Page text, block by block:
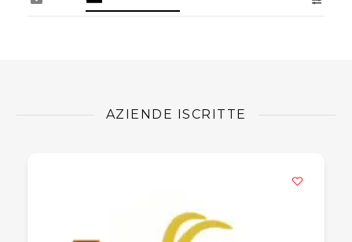
AZIENDE ISCRITTE